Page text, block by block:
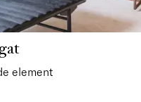
element